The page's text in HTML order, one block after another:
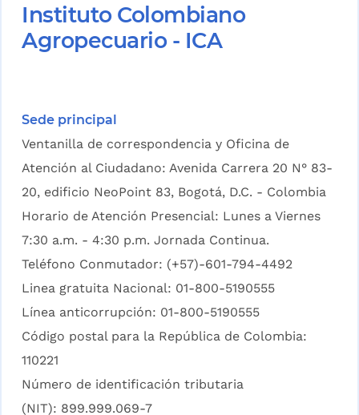
Instituto Colombiano
Agropecuario - ICA
Sede principal
Ventanilla de correspondencia y Oficina de
Atención al Ciudadano: Avenida Carrera 20 N° 83-
20, edificio NeoPoint 83, Bogotá, D.C. - Colombia
Horario de Atención Presencial: Lunes a Viernes
7:30 a.m. - 4:30 p.m. Jornada Continua.
Teléfono Conmutador: (+57)-601-794-4492
Linea gratuita Nacional: 01-800-5190555
Línea anticorrupción: 01-800-5190555
Código postal para la República de Colombia:
110221
Número de identificación tributaria
(NIT): 899.999.069-7